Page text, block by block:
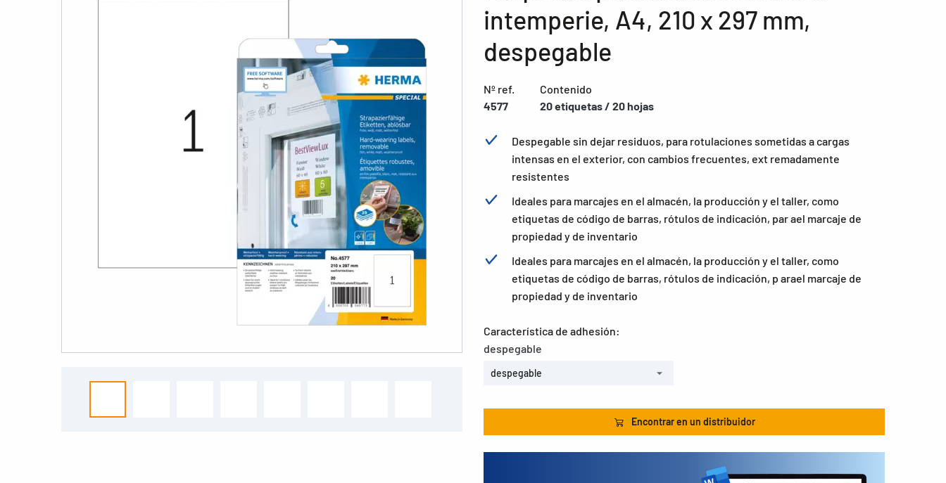
intemperie, A4, 210 x 297 mm,
despegable
Nº ref.
4577
Contenido
20 etiquetas / 20 hojas
Despegable sin dejar residuos, para rotulaciones sometidas a cargas
intensas en el exterior, con cambios frecuentes, ext remadamente
resistentes
Ideales para marcajes en el almacén, la producción y el taller, como
etiquetas de código de barras, rótulos de indicación, par ael marcaje de
propiedad y de inventario
Ideales para marcajes en el almacén, la producción y el taller, como
etiquetas de código de barras, rótulos de indicación, p arael marcaje de
propiedad y de inventario
Característica de adhesión:
despegable
despegable
Encontrar en un distribuidor